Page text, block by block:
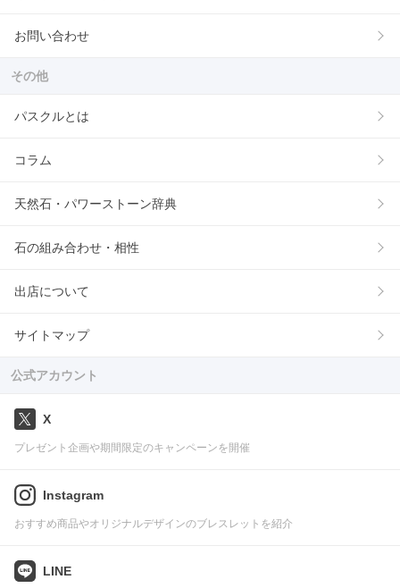
お問い合わせ
その他
パスクルとは
コラム
天然石・パワーストーン辞典
石の組み合わせ・相性
出店について
サイトマップ
公式アカウント
X
プレゼント企画や期間限定のキャンペーンを開催
Instagram
おすすめ商品やオリジナルデザインのブレスレットを紹介
LINE